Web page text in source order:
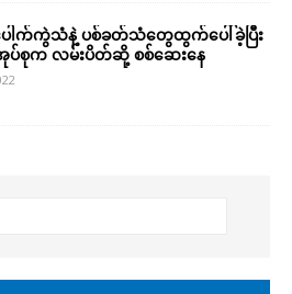
ေါက်ကွဲသံနဲ့ ပစ်ခတ်သံတွေထွက်ပေါ်ခဲ့ပြီး
ပ်စုက လမ်းပိတ်ဆို့ စစ်ဆေးနေ